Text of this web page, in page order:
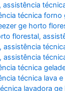
,assistência
técnica forno
ge horto
florestal,
,assistência
,assistência
técnica
técnica lava
lavadora